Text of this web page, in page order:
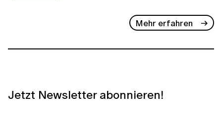
Mehr erfahren
Jetzt Newsletter abonnieren!